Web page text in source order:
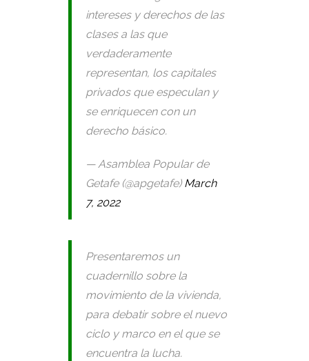
intereses y derechos de las
clases a las que
verdaderamente
representan, los capitales
privados que especulan y
se enriquecen con un
derecho básico.
— Asamblea Popular de
Getafe (@apgetafe) March
7, 2022
Presentaremos un
cuadernillo sobre la
movimiento de la vivienda,
para debatir sobre el nuevo
ciclo y marco en el que se
encuentra la lucha.